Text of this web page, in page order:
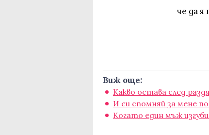
че да я
Виж още:
Какво остава след
И си спомняй за мене
Когато един мъж